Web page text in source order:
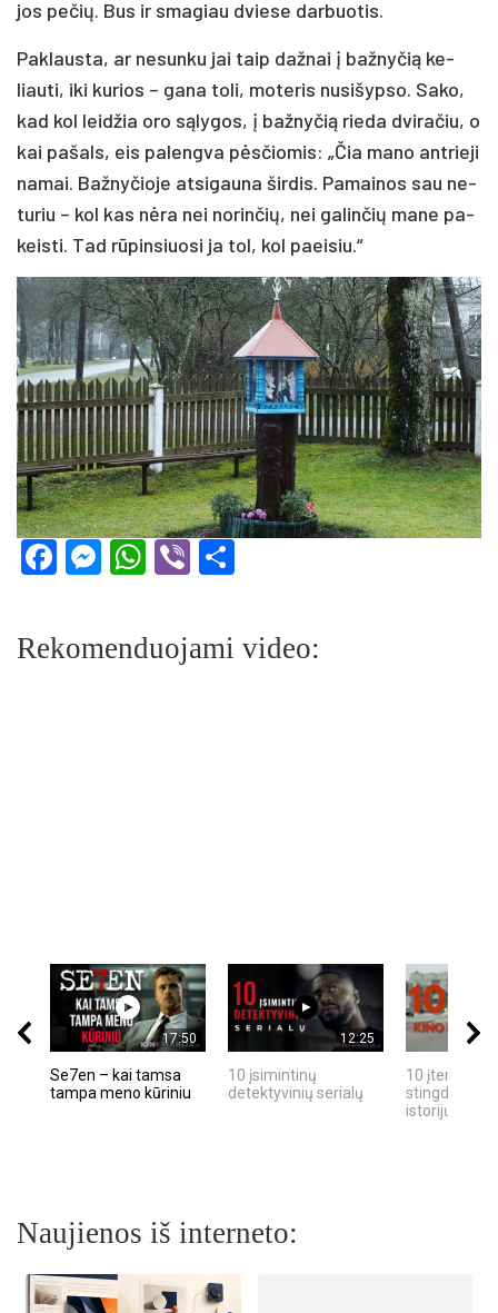
jos pe­čių. Bus ir sma­giau dvie­se dar­buo­tis.
Pak­laus­ta, ar ne­sun­ku jai taip daž­nai į baž­ny­čią ke­
liau­ti, iki ku­rios – ga­na to­li, mo­te­ris nu­si­šyp­so. Sa­ko,
kad kol lei­džia oro są­ly­gos, į baž­ny­čią rie­da dvi­ra­čiu, o
kai pa­šals, eis pa­leng­va pės­čio­mis: „Čia ma­no ant­rie­ji
na­mai. Baž­ny­čio­je at­si­gau­na šir­dis. Pa­mai­nos sau ne­
tu­riu – kol kas nė­ra nei no­rin­čių, nei ga­lin­čių ma­ne pa­
keis­ti. Tad rū­pin­siuo­si ja tol, kol paei­siu.“
Facebook
Messenger
WhatsApp
Viber
Rekomenduojami video:
17:50
Se7en – kai tamsa
tampa meno kūriniu
12:25
10 įsimintinų
detektyvinių serialų
10 įtemptų,
stingdančių
istorijų
Naujienos iš interneto: